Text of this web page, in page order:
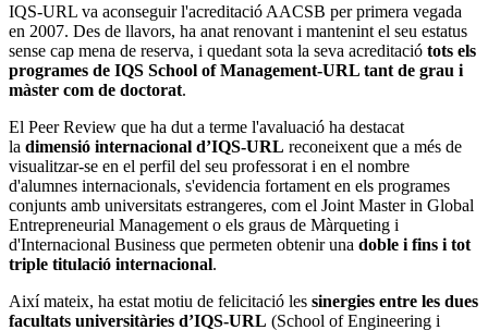
IQS-URL va aconseguir l'acreditació AACSB per primera vegada
en 2007. Des de llavors, ha anat renovant i mantenint el seu estatus
sense cap mena de reserva, i quedant sota la seva acreditació tots els
programes de IQS School of Management-URL tant de grau i
màster com de doctorat.
El Peer Review que ha dut a terme l'avaluació ha destacat
la dimensió internacional d’IQS-URL reconeixent que a més de
visualitzar-se en el perfil del seu professorat i en el nombre
d'alumnes internacionals, s'evidencia fortament en els programes
conjunts amb universitats estrangeres, com el Joint Master in Global
Entrepreneurial Management o els graus de Màrqueting i
d'Internacional Business que permeten obtenir una doble i fins i tot
triple titulació internacional.
Així mateix, ha estat motiu de felicitació les sinergies entre les dues
facultats universitàries d’IQS-URL (School of Engineering i